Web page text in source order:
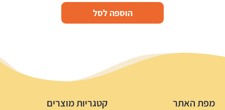
הוספה לסל
מפת האתר קטגריות מוצרים